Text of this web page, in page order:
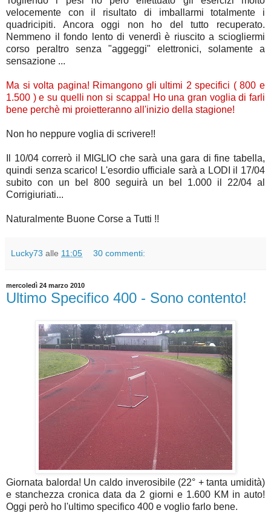
velocemente con il risultato di imballarmi totalmente i
quadricipiti. Ancora oggi non ho del tutto recuperato.
Nemmeno il fondo lento di venerdì è riuscito a sciogliermi
corso peraltro senza "aggeggi" elettronici, solamente a
sensazione ...
Ma si volta pagina! Rimangono gli ultimi 2 specifici ( 800 e
1.500 ) e su quelli non si scappa! Ho una gran voglia di farli
bene perchè mi proietteranno all'inizio della stagione!
Non ho neppure voglia di scrivere!!
Il 10/04 correrò il MIGLIO che sarà una gara di fine tabella,
quindi senza scarico! L'esordio ufficiale sarà a LODI il 17/04
subito con un bel 800 seguirà un bel 1.000 il 22/04 al
Corrigiuriati...
Naturalmente Buone Corse a Tutti !!
Lucky73 alle 11:05 30 commenti:
mercoledì 24 marzo 2010
Ultimo Specifico 400 - Sono contento!
Giornata balorda! Un caldo inverosibile (22° + tanta umidità)
e stanchezza cronica data da 2 giorni e 1.600 KM in auto!
Oggi però ho l'ultimo specifico 400 e voglio farlo bene.